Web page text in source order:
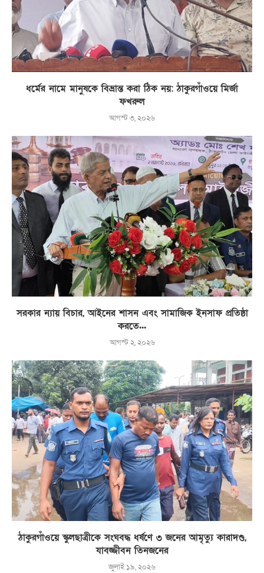
ধর্মের নামে মানুষকে বিভ্রান্ত করা ঠিক নয়: ঠাকুরগাঁওয়ে মির্জা
ফখরুল
আগস্ট ৩, ২০২৬
সরকার ন্যায় বিচার, আইনের শাসন এবং সামাজিক ইনসাফ প্রতিষ্ঠা
করতে...
আগস্ট ২, ২০২৬
ঠাকুরগাঁওয়ে স্কুলছাত্রীকে সংঘবদ্ধ ধর্ষণে ৩ জনের আমৃত্যু কারাদণ্ড,
যাবজ্জীবন তিনজনের
জুলাই ১৯, ২০২৬